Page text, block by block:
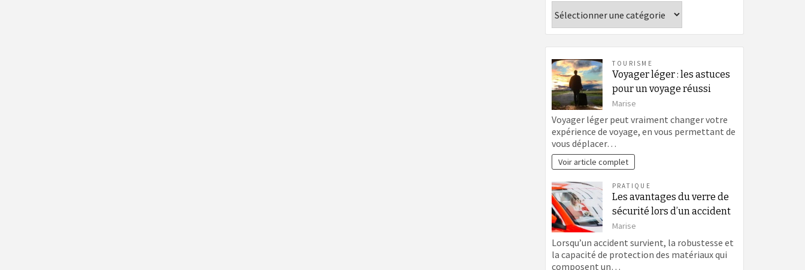
TOURISME
Voyager léger : les astuces
pour un voyage réussi
Marise
Voyager léger peut vraiment changer votre
expérience de voyage, en vous permettant de
vous déplacer…
Voir article complet
PRATIQUE
Les avantages du verre de
sécurité lors d’un accident
Marise
Lorsqu’un accident survient, la robustesse et
la capacité de protection des matériaux qui
composent un…